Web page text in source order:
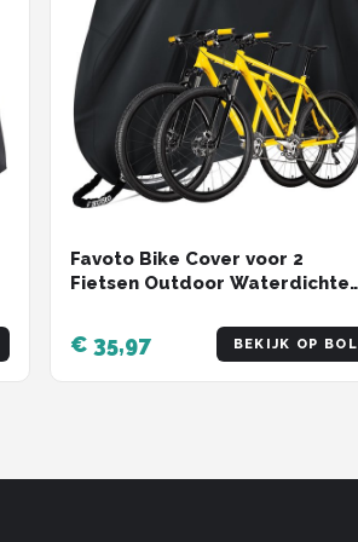
Favoto Bike Cover voor 2
Fietsen Outdoor Waterdichte
UV Zon Sneeuw Stofdicht met
Lock Gat voor Mountainbike
Racefiets
€ 35,97 BEKIJK OP BOL